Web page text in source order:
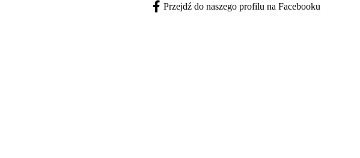
Facebook - otwiera się w nowej karcie
Przejdź do naszego profilu na Facebooku